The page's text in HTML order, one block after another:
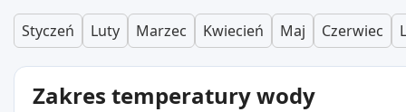
Styczeń Luty Marzec Kwiecień Maj Czerwiec
Zakres temperatury wody